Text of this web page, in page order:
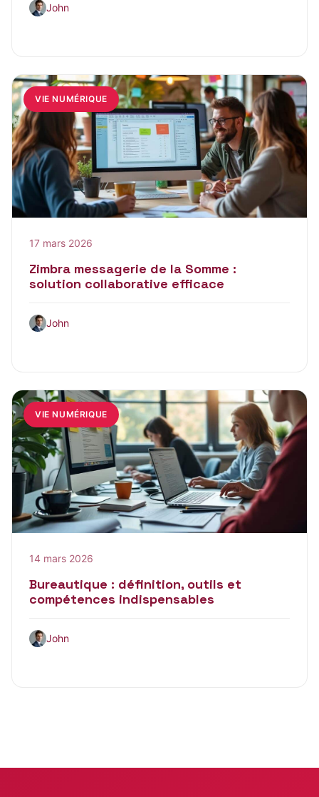
John
VIE NUMÉRIQUE
17 mars 2026
Zimbra messagerie de la Somme :
solution collaborative efficace
John
VIE NUMÉRIQUE
14 mars 2026
Bureautique : définition, outils et
compétences indispensables
John